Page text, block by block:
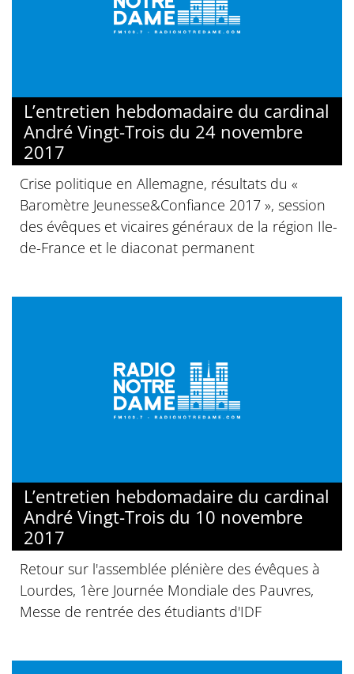
L’entretien hebdomadaire du cardinal
André Vingt-Trois du 24 novembre
2017
Crise politique en Allemagne, résultats du «
Baromètre Jeunesse&Confiance 2017 », session
des évêques et vicaires généraux de la région Ile-
de-France et le diaconat permanent
L’entretien hebdomadaire du cardinal
André Vingt-Trois du 10 novembre
2017
Retour sur l'assemblée plénière des évêques à
Lourdes, 1ère Journée Mondiale des Pauvres,
Messe de rentrée des étudiants d'IDF